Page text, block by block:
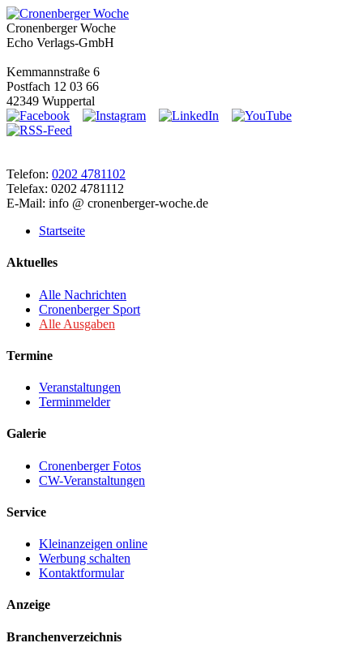
Cronenberger Woche
Echo Verlags-GmbH
Kemmannstraße 6
Postfach 12 03 66
42349 Wuppertal
Telefon: 0202 4781102
Telefax: 0202 4781112
E-Mail: info @ cronenberger-woche.de
Startseite
Aktuelles
Alle Nachrichten
Cronenberger Sport
Alle Ausgaben
Termine
Veranstaltungen
Terminmelder
Galerie
Cronenberger Fotos
CW-Veranstaltungen
Service
Kleinanzeigen online
Werbung schalten
Kontaktformular
Anzeige
Branchenverzeichnis